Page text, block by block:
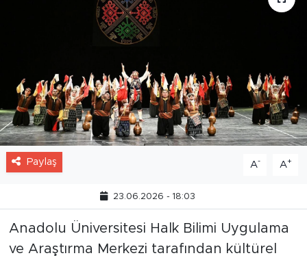
Paylaş A- A+
23.06.2026 - 18:03
Anadolu Üniversitesi Halk Bilimi Uygulama
ve Araştırma Merkezi tarafından kültürel